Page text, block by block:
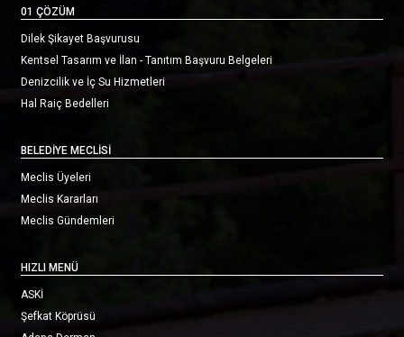
01 ÇÖZÜM
Dilek Şikayet Başvurusu
Kentsel Tasarım ve İlan - Tanıtım Başvuru Belgeleri
Denizcilik ve İç Su Hizmetleri
Hal Raiç Bedelleri
BELEDİYE MECLİSİ
Meclis Üyeleri
Meclis Kararları
Meclis Gündemleri
HIZLI MENÜ
ASKİ
Şefkat Köprüsü